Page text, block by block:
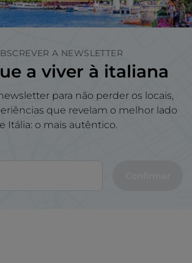
A NEWSLETTER
a viver à italiana
para não perder os locais,
que revelam o melhor lado
Itália: o mais autêntico.